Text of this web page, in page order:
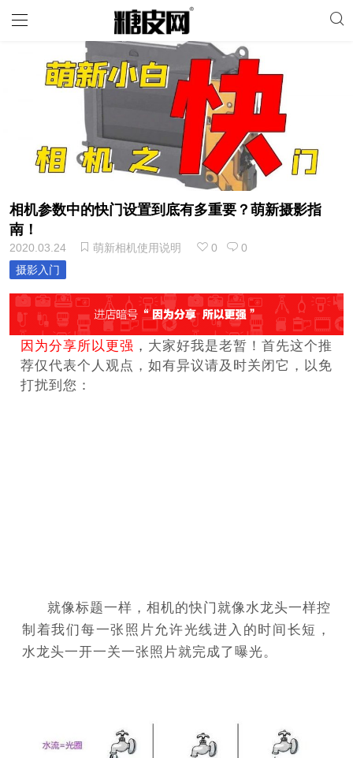
相机参数中的快门设置到底有多重要？萌新摄影指
南！
2020.03.24 萌新相机使用说明 0
0
摄影入门
因为分享所以更强 ， 大家好我是老暂！首先这个推
荐仅代表个人观点，如有异议请及时关闭它，以免
打扰到您：
就像标题一样，相机的快门就像水龙头一样控
制着我们每一张照片允许光线进入的时间长短，
水龙头一开一关一张照片就完成了曝光。